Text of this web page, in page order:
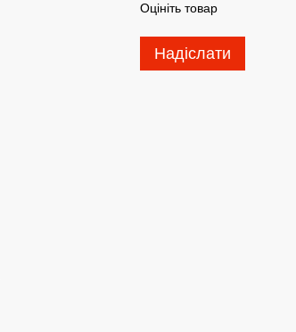
Оцініть товар
Надіслати